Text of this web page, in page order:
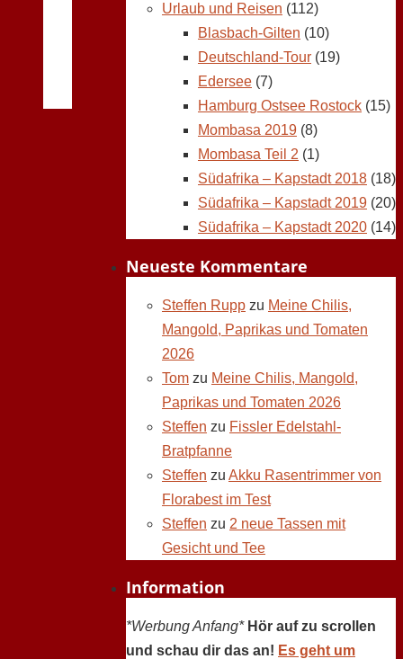
Urlaub und Reisen (112)
Blasbach-Gilten (10)
Deutschland-Tour (19)
Edersee (7)
Hamburg Ostsee Rostock (15)
Mombasa 2019 (8)
Mombasa Teil 2 (1)
Südafrika – Kapstadt 2018 (18)
Südafrika – Kapstadt 2019 (20)
Südafrika – Kapstadt 2020 (14)
Neueste Kommentare
Steffen Rupp zu Meine Chilis,
Mangold, Paprikas und Tomaten
2026
Tom zu Meine Chilis, Mangold,
Paprikas und Tomaten 2026
Steffen zu Fissler Edelstahl-
Bratpfanne
Steffen zu Akku Rasentrimmer von
Florabest im Test
Steffen zu 2 neue Tassen mit
Gesicht und Tee
Information
*Werbung Anfang* Hör auf zu scrollen
und schau dir das an! Es geht um